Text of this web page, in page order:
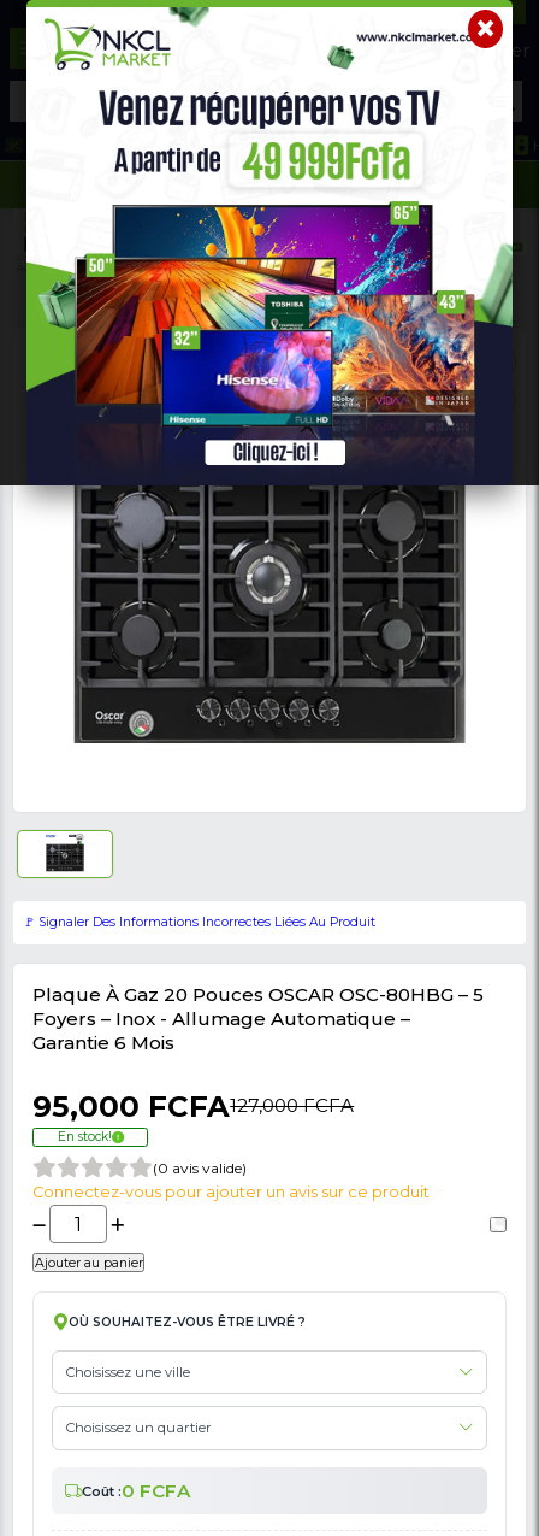
☰ Aide ?
Promo Congélateur Telephone Hightech
693 71 25 25 652 36 21 34
Gros Électro Ménager Plaque À Gaz
🚩 Signaler Des Informations Incorrectes Liées Au Produit
Plaque À Gaz 20 Pouces OSCAR OSC-
Foyers – Inox - Allumage Automatique –
95,000 FCFA
En stock!
Connectez-vous pour ajouter un avis sur ce produit